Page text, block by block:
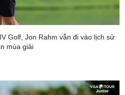
Golf, Jon Rahm vẫn đi vào lịch sử
mùa giải